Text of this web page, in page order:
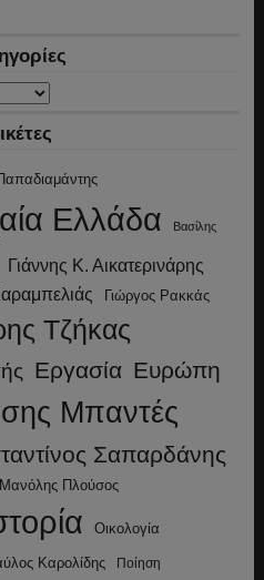
Ελλάδα Βασίλης
Γιάννης Κ. Αικατερινάρης
Γιώργος Ρακκάς
Τζήκας
Εργασία Ευρώπη
Μπαντές
Σαπαρδάνης
Μανόλης Πλούσος
Οικολογία
Καρολίδης Ποίηση